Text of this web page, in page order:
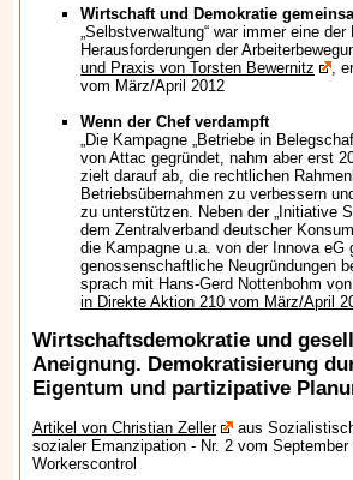
Wirtschaft und Demokratie
„Selbstverwaltung“ war immer eine
Herausforderungen der
und Praxis von Torsten Bewernitz
,
vom März/April 2012
Wenn der Chef verdampft
„Die Kampagne „Betriebe in
von Attac gegründet, nahm aber erst
zielt darauf ab, die rechtlichen
Betriebsübernahmen zu verbessern
zu unterstützen. Neben der „Initiative
dem Zentralverband deutscher
die Kampagne u.a. von der Innova eG
genossenschaftliche Neugründungen
sprach mit Hans-Gerd Nottenbohm
in Direkte Aktion 210 vom März/April
Wirtschaftsdemokratie und
Aneignung. Demokratisierung
Eigentum und partizipative
Artikel von Christian Zeller
aus
sozialer Emanzipation - Nr. 2 vom
Workerscontrol